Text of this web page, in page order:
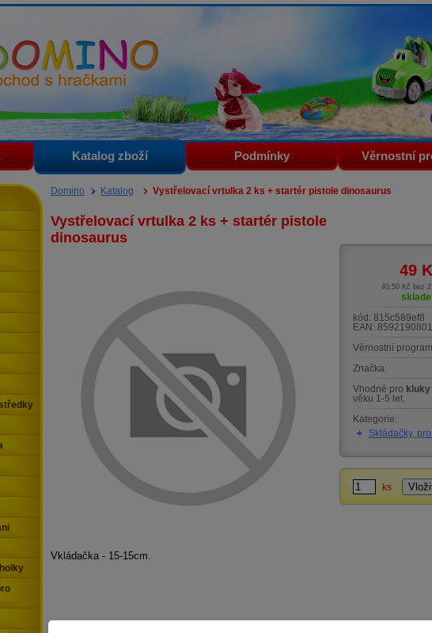
s hračkami
Katalog zboží Podmínky Věrnostní
Domino Katalog Vystřelovací vrtulka 2 ks + startér pistole dinosaurus
Vystřelovací vrtulka 2 ks + startér pistole
dinosaurus
Vkládačka - 15-15cm.
49
40,50 Kč bez
kód: 815c589ef8
EAN:
Věrnostní
Značka:
Vhodné pro
věku 1-5 let.
Kategorie:
Skládačky,
ks